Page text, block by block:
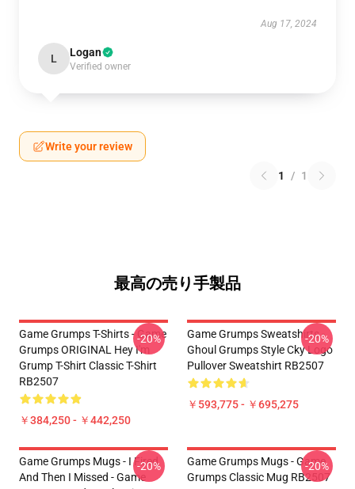
Aug 17, 2024
L Logan
Verified owner
Write your review
1 / 1
最高の売り手製品
Game Grumps T-Shirts - Game
Grumps ORIGINAL Hey I'm
Grump T-Shirt Classic T-Shirt
RB2507
￥384,250 - ￥442,250
-20%
Game Grumps Sweatshirts -
Ghoul Grumps Style Cky Logo
Pullover Sweatshirt RB2507
￥593,775 - ￥695,275
-20%
Game Grumps Mugs - I Fired
And Then I Missed - Game
-20%
Game Grumps Mugs - Game
Grumps Classic Mug RB2507
-20%